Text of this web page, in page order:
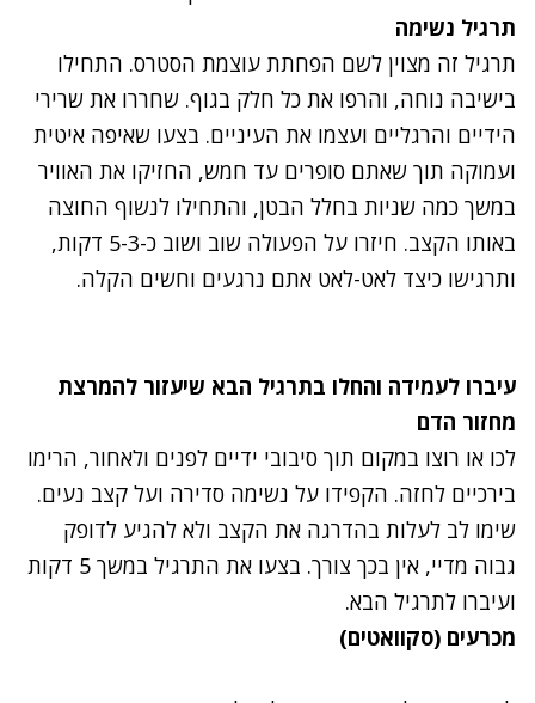
תרגיל נשימה
תרגיל זה מצוין לשם הפחתת עוצמת הסטרס. התחילו
בישיבה נוחה, והרפו את כל חלק בגוף. שחררו את שרירי
הידיים והרגליים ועצמו את העיניים. בצעו שאיפה איטית
ועמוקה תוך שאתם סופרים עד חמש, החזיקו את האוויר
במשך כמה שניות בחלל הבטן, והתחילו לנשוף החוצה
באותו הקצב. חיזרו על הפעולה שוב ושוב כ-5-3 דקות,
ותרגישו כיצד לאט-לאט אתם נרגעים וחשים הקלה.
עיברו לעמידה והחלו בתרגיל הבא שיעזור להמרצת
מחזור הדם
לכו או רוצו במקום תוך סיבובי ידיים לפנים ולאחור, הרימו
בירכיים לחזה. הקפידו על נשימה סדירה ועל קצב נעים.
שימו לב לעלות בהדרגה את הקצב ולא להגיע לדופק
גבוה מדיי, אין בכך צורך. בצעו את התרגיל במשך 5 דקות
ועיברו לתרגיל הבא.
מכרעים (סקוואטים)